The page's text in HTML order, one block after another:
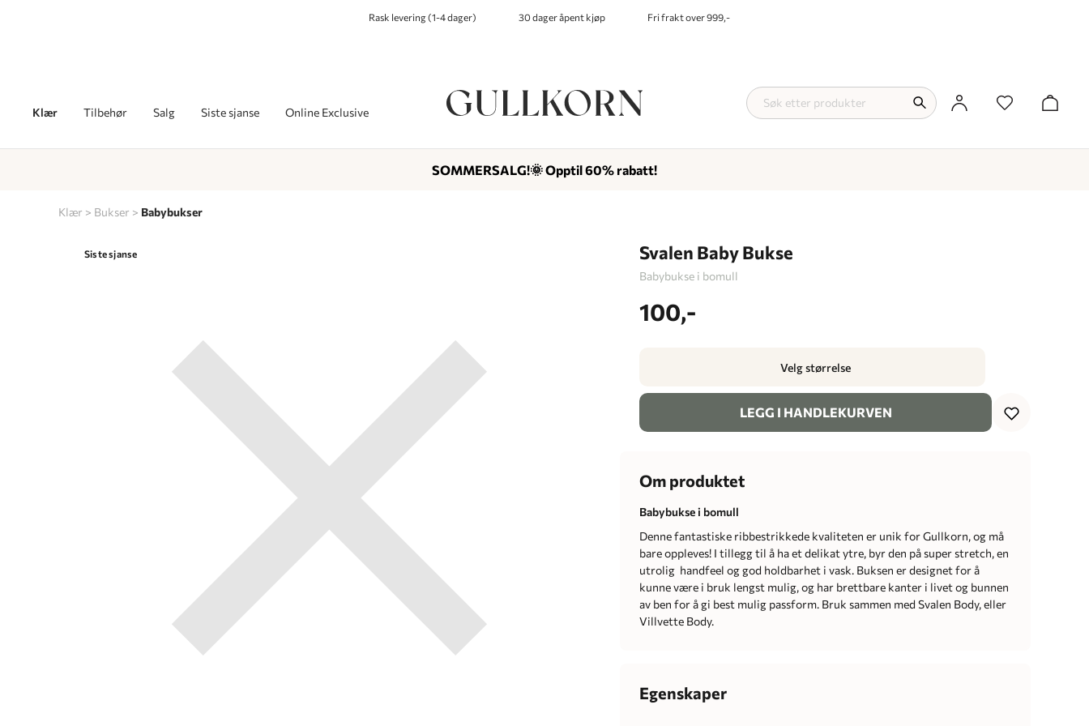
Rask levering (1-4 dager) 30 dager åpent kjøp Fri frakt over 999,-
Klær Tilbehør Salg Siste sjanse Online Exclusive
Klær Bukser Babybukser
Siste sjanse Svalen Baby Bukse
Babybukse i bomull
100,-
Velg størrelse
LEGG I HANDLEKURVEN
Om produktet
Babybukse i bomull
Denne fantastiske ribbestrikkede kvaliteten er unik for Gullkorn, og må
bare oppleves! I tillegg til å ha et delikat ytre, byr den på super stretch, en
utrolig handfeel og god holdbarhet i vask. Buksen er designet for å
kunne være i bruk lengst mulig, og har brettbare kanter i livet og bunnen
av ben for å gi best mulig passform. Bruk sammen med Svalen Body, eller
Villvette Body.
Egenskaper
SOMMERSALG!🌞 Opptil 60% rabatt!
-
-
-